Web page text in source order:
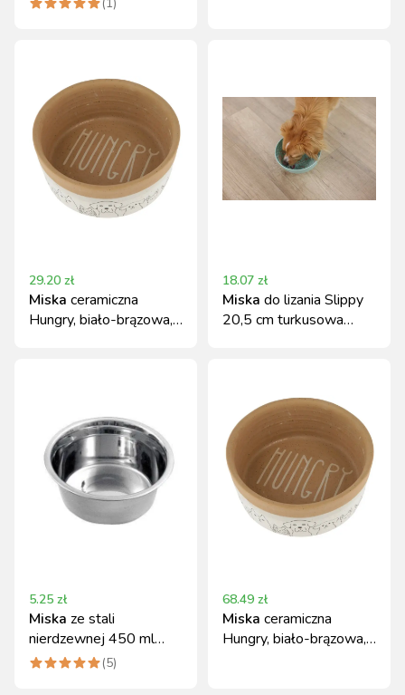
29.20 zł
Miska ceramiczna
Hungry, biało-brązowa,
18.07 zł
Miska do lizania Slippy
20,5 cm turkusowa
5.25 zł
Miska ze stali
nierdzewnej 450 ml
Kerbl
(5)
68.49 zł
Miska ceramiczna
Hungry, biało-brązowa,